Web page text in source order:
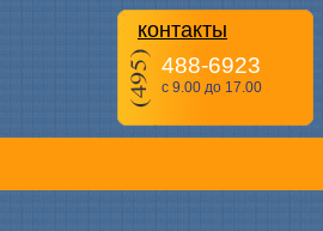
контакты
488-6923
с 9.00 до 17.00